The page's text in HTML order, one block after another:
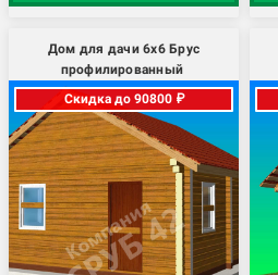
Дом для дачи 6х6 Брус
профилированный
Скидка до 90800 ₽